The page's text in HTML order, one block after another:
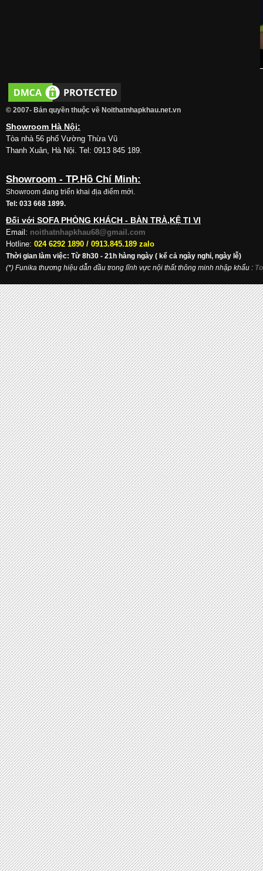
© 2007- Bản quyền thuộc về Noithatnhapkhau.net.vn
Showroom Hà Nội:
Tòa nhà 56 phố Vường Thừa Vũ
Thanh Xuân, Hà Nội. Tel: 0913 845 189.
Showroom - TP.Hồ Chí Minh:
Showroom đang triển khai địa điểm mới.
Tel: 033 668 1899.
Đối với SOFA PHÒNG KHÁCH - BÀN TRÀ,KỆ TI VI
Email: noithatnhapkhau68@gmail.com
Hotline: 024 6292 1890 / 0913.845.189 zalo
Thời gian làm việc: Từ 8h30 - 21h hàng ngày ( kể cả ngày nghỉ, ngày lễ)
(*) Funika thương hiệu dẫn đầu trong lĩnh vực nội thất thông minh nhập khẩu :